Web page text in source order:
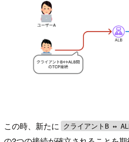
この時、新たに クライアントB ↔︎